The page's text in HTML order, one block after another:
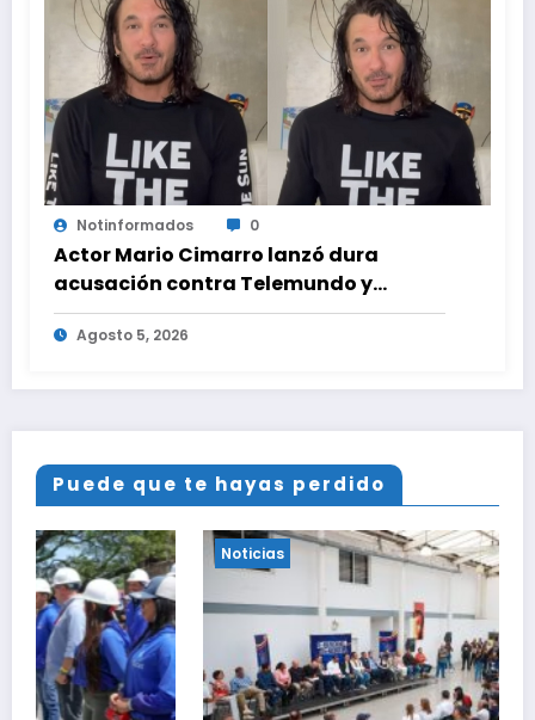
Notinformados 0
Actor Mario Cimarro lanzó dura
acusación contra Telemundo y
advirtió que lo que hacen en su contra
es ilegal en EEUU
Agosto 5, 2026
Puede que te hayas perdido
Noticias